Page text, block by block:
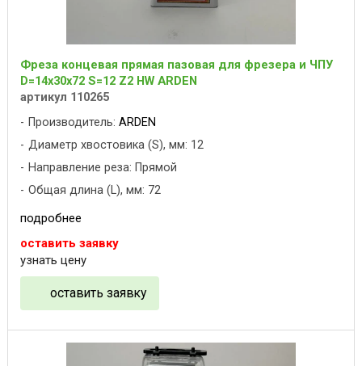
Фреза концевая прямая пазовая для фрезера и ЧПУ
D=14x30x72 S=12 Z2 HW ARDEN
артикул 110265
Производитель: ARDEN
Диаметр хвостовика (S), мм: 12
Направление реза: Прямой
Общая длина (L), мм: 72
подробнее
оставить заявку
узнать цену
оставить заявку